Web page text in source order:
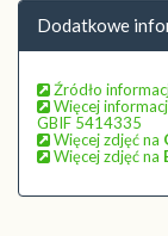
Dodatkowe
Źródło
Więcej
GBIF 5414335
Więcej zdjęć na
Więcej zdjęć na